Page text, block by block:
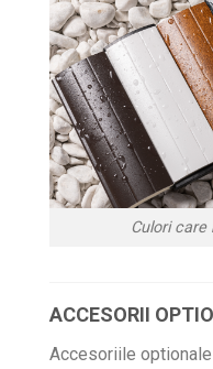
Culori care
ACCESORII
Accesoriile